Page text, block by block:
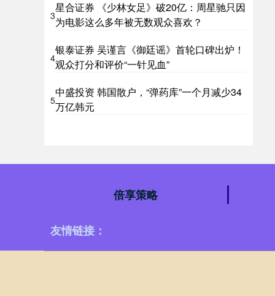
3
星合证券 《少林女足》破20亿：周星驰只因
为电影这么多年被无数观众喜欢？
4
银泰证券 吴谨言《御廷谣》首轮口碑出炉！
观众打分和评价“一针见血”
5
中盛投资 韩国散户，“弹药库”一个月减少34
万亿韩元
倍享策略
友情链接：